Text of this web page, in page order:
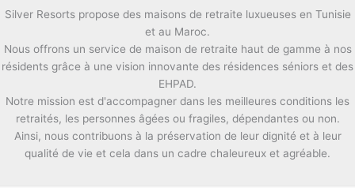
Silver Resorts propose des maisons de retraite luxueuses en Tunisie
et au Maroc.
Nous offrons un service de maison de retraite haut de gamme à nos
résidents grâce à une vision innovante des résidences séniors et des
EHPAD.
Notre mission est d'accompagner dans les meilleures conditions les
retraités, les personnes âgées ou fragiles, dépendantes ou non.
Ainsi, nous contribuons à la préservation de leur dignité et à leur
qualité de vie et cela dans un cadre chaleureux et agréable.